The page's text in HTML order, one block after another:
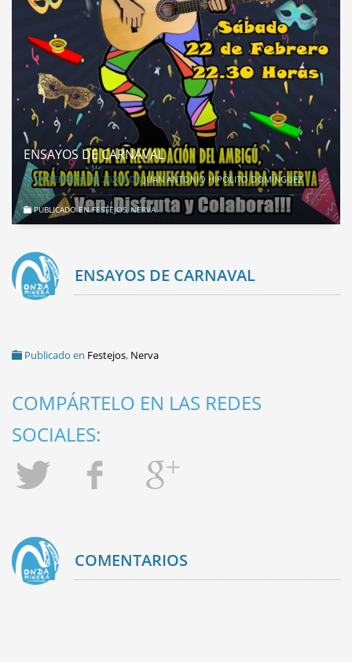
ENSAYOS DE CARNAVAL
22 DE FEBRERO DE 2020PORJUAN ANTONIO HIPÓLITO DOMÍNGUEZ
PUBLICADO ENFESTEJOS,NERVA
ENSAYOS DE CARNAVAL
Publicado en Festejos, Nerva
COMPÁRTELO EN LAS REDES
SOCIALES:
COMENTARIOS